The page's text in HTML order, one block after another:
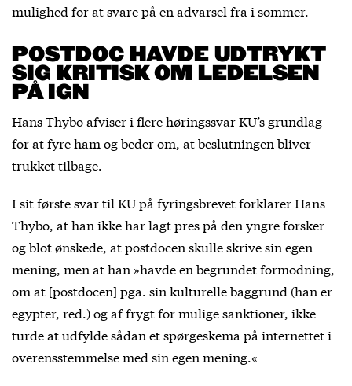
mulighed for at svare på en advarsel fra i sommer.
POSTDOC HAVDE UDTRYKT
SIG KRITISK OM LEDELSEN
PÅ IGN
Hans Thybo afviser i flere høringssvar KU’s grundlag
for at fyre ham og beder om, at beslutningen bliver
trukket tilbage.
I sit første svar til KU på fyringsbrevet forklarer Hans
Thybo, at han ikke har lagt pres på den yngre forsker
og blot ønskede, at postdocen skulle skrive sin egen
mening, men at han »havde en begrundet formodning,
om at [postdocen] pga. sin kulturelle baggrund (han er
egypter, red.) og af frygt for mulige sanktioner, ikke
turde at udfylde sådan et spørgeskema på internettet i
overensstemmelse med sin egen mening.«